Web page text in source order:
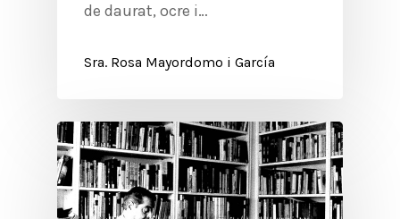
de daurat, ocre i…
Sra. Rosa Mayordomo i García